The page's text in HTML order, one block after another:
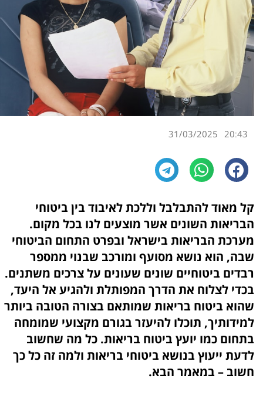
20:43
31/03/2025
קל מאוד להתבלבל וללכת לאיבוד בין ביטוחי
הבריאות השונים אשר מוצעים לנו בכל מקום.
מערכת הבריאות בישראל ובפרט התחום הביטוחי
שבה, הוא נושא מסועף ומורכב שבנוי ממספר
רבדים ביטוחיים שונים שעונים על צרכים משתנים.
בכדי לצלוח את הדרך המפותלת ולהגיע אל היעד,
שהוא ביטוח בריאות שמותאם בצורה הטובה ביותר
למידותיך, תוכלו להיעזר בגורם מקצועי שמומחה
בתחום כמו יועץ ביטוח בריאות. כל מה שחשוב
לדעת ייעוץ בנושא ביטוחי בריאות ולמה זה כל כך
חשוב – במאמר הבא.